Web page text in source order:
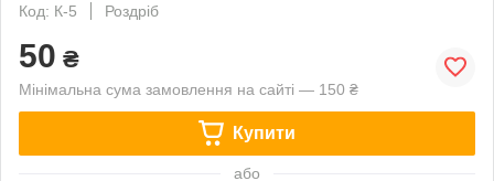
Код: К-5
Роздріб
50 ₴
Мінімальна сума замовлення на сайті — 150 ₴
Купити
або